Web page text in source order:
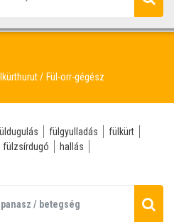
Fül-orr-gégész
fülgyulladás
fülkürt
fülzsírdugó
hallás